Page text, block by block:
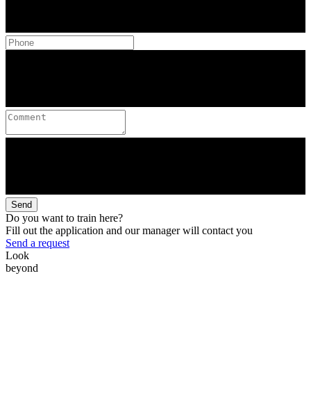
Send
Do you want to train here?
Fill out the application and our manager will contact you
Send a request
Look
beyond